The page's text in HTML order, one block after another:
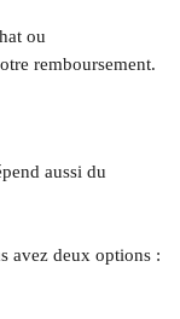
ou
remboursement.
aussi du
avez deux options :